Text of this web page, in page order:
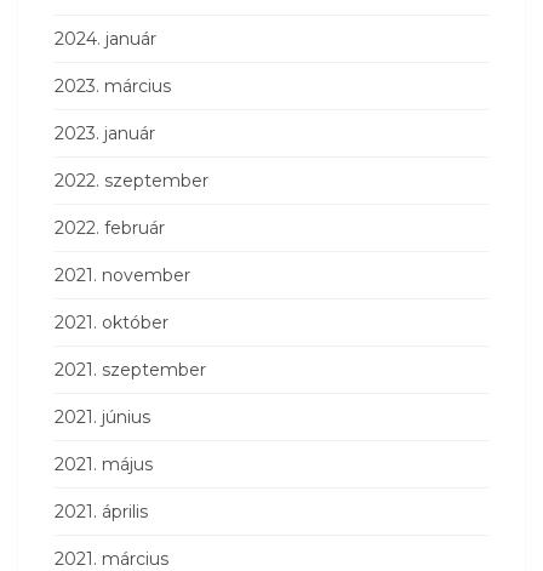
2024. január
2023. március
2023. január
2022. szeptember
2022. február
2021. november
2021. október
2021. szeptember
2021. június
2021. május
2021. április
2021. március